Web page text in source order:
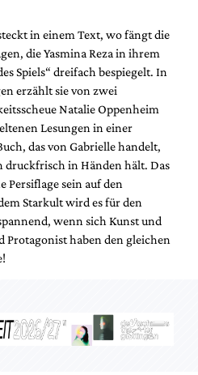
in einem Text, wo fängt die
die Yasmina Reza in ihrem
Spiels“ dreifach bespiegelt. In
erzählt sie von zwei
Natalie Oppenheim
Lesungen in einer
das von Gabrielle handelt,
druckfrisch in Händen hält. Das
Persiflage sein auf den
Starkult wird es für den
wenn sich Kunst und
Protagonist haben den gleichen